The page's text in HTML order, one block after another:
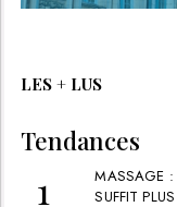
LES + LUS
Tendances
MASSAGE :
SUFFIT